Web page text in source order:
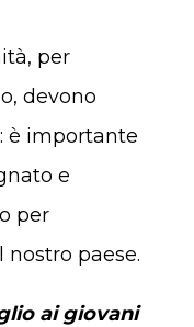
per
devono
è importante
e
per
paese.
ai giovani